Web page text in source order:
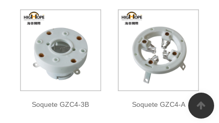
Soquete GZC4-3B Soquete GZC4-A